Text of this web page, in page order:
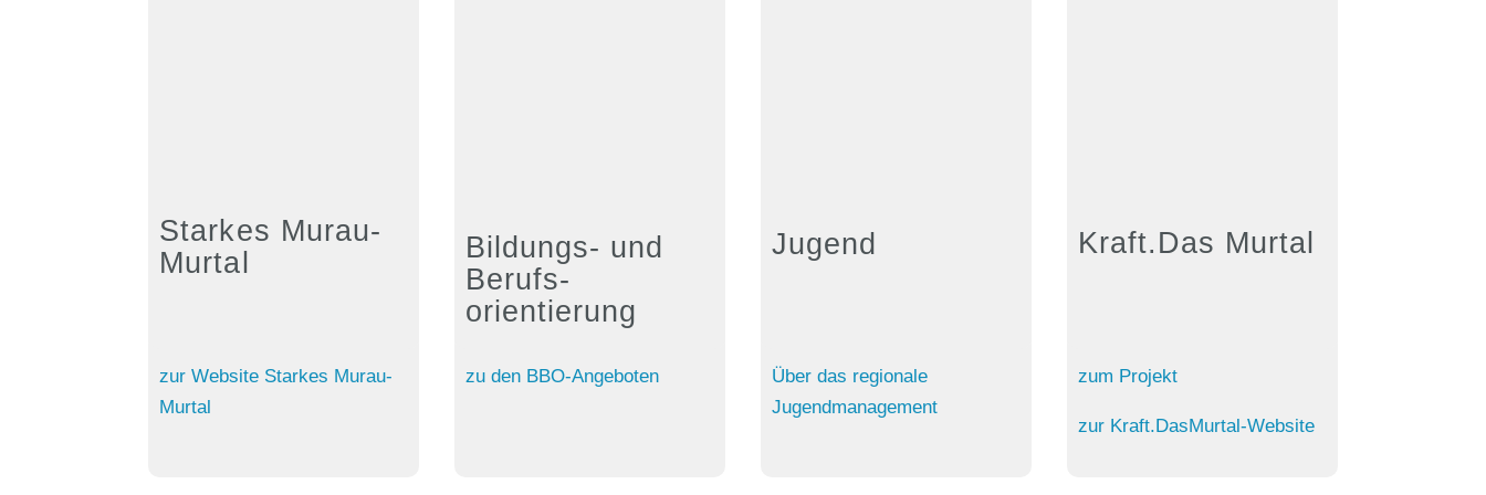
Starkes Murau-
Murtal
zur Website Starkes Murau-
Murtal
Bildungs- und
Berufs-
orientierung
zu den BBO-Angeboten
Jugend
Über das regionale
Jugendmanagement
Kraft.Das Murtal
zum Projekt
zur Kraft.DasMurtal-Website